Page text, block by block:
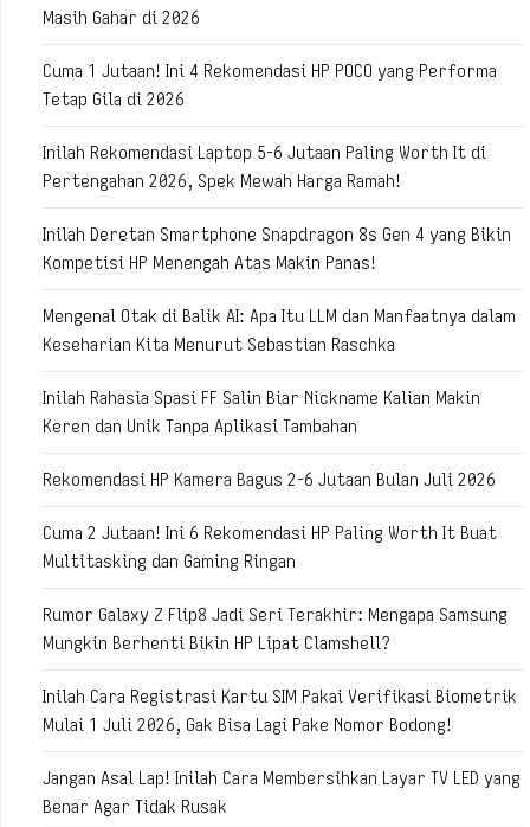
Masih Gahar di 2026
Cuma 1 Jutaan! Ini 4 Rekomendasi HP POCO yang Performa
Tetap Gila di 2026
Inilah Rekomendasi Laptop 5-6 Jutaan Paling Worth It di
Pertengahan 2026, Spek Mewah Harga Ramah!
Inilah Deretan Smartphone Snapdragon 8s Gen 4 yang Bikin
Kompetisi HP Menengah Atas Makin Panas!
Mengenal Otak di Balik AI: Apa Itu LLM dan Manfaatnya dalam
Keseharian Kita Menurut Sebastian Raschka
Inilah Rahasia Spasi FF Salin Biar Nickname Kalian Makin
Keren dan Unik Tanpa Aplikasi Tambahan
Rekomendasi HP Kamera Bagus 2-6 Jutaan Bulan Juli 2026
Cuma 2 Jutaan! Ini 6 Rekomendasi HP Paling Worth It Buat
Multitasking dan Gaming Ringan
Rumor Galaxy Z Flip8 Jadi Seri Terakhir: Mengapa Samsung
Mungkin Berhenti Bikin HP Lipat Clamshell?
Inilah Cara Registrasi Kartu SIM Pakai Verifikasi Biometrik
Mulai 1 Juli 2026, Gak Bisa Lagi Pake Nomor Bodong!
Jangan Asal Lap! Inilah Cara Membersihkan Layar TV LED yang
Benar Agar Tidak Rusak